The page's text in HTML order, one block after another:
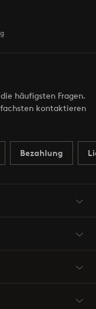
häufigsten Fragen.
kontaktieren
Bezahlung